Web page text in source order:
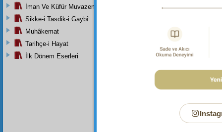
Bu
İman Ve Küfür Muvazeneleri
Sikke-i Tasdik-i Gaybî
Muhâkemat
Tarihçe-i Hayat
İlk Dönem Eserleri